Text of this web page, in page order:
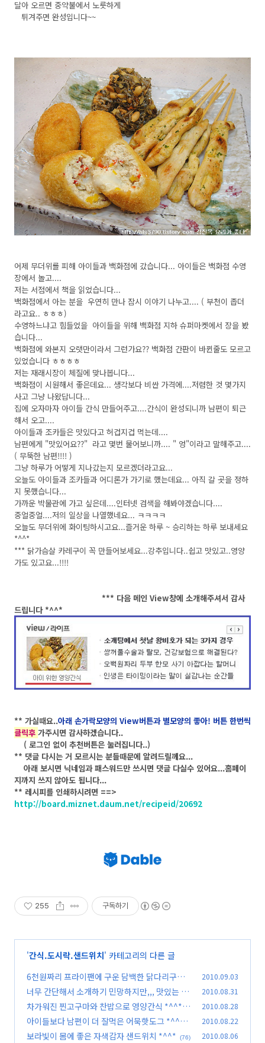
달아 오르면 중약불에서 노릇하게
튀겨주면 완성입니다~~
어제 무더위를 피해 아이들과 백화점에 갔습니다... 아이들은 백화점 수영
장에서 놀고....
저는 서점에서 책을 읽었습니다...
백화점에서 아는 분을 우연히 만나 잠시 이야기 나누고.... ( 부천이 좁더
라고요.. ㅎㅎㅎ)
수영하느냐고 힘들었을 아이들을 위해 백화점 지하 슈퍼마켓에서 장을 봤
습니다...
백화점에 와본지 오랫만이라서 그런가요?? 백화점 간판이 바뀐줄도 모르고
있었습니다 ㅎㅎㅎㅎ
저는 재래시장이 체질에 맞나봅니다...
백화점이 시원해서 좋은데요... 생각보다 비싼 가격에....저렴한 것 몇가지
사고 그냥 나왔답니다...
집에 오자마자 아이들 간식 만들어주고....간식이 완성되니까 남편이 퇴근
해서 오고....
아이들과 조카들은 맛있다고 허겁지겁 먹는데....
남편에게 "맛있어요??" 라고 몇번 물어보니까.... " 엉"이라고 말해주고....
( 무뚝한 남편!!!! )
그냥 하루가 어떻게 지나갔는지 모르겠더라고요...
오늘도 아이들과 조카들과 어디론가 가기로 했는데요... 아직 갈 곳을 정하
지 못했습니다...
가까운 박물관에 가고 싶은데....인터넷 검색을 해봐야겠습니다....
중얼중얼....저의 일상을 나열했네요... ㅋㅋㅋㅋ
오늘도 무더위에 화이팅하시고요...즐거운 하루 ~ 승리하는 하루 보내세요
*^^*
*** 닭가슴살 카레구이 꼭 만들어보세요...강추입니다..쉽고 맛있고..영양
가도 있고요...!!!!
*** 다음 메인 View창에 소개해주셔서 감사
드립니다 *^^*
** 가실때요..아래 손가락모양의 View버튼과 별모양의 좋아! 버튼 한번씩
클릭후 가주시면 감사하겠습니다..
( 로그인 없이 추천버튼은 눌러집니다..)
** 댓글 다시는 거 모르시는 분들때문에 알려드릴께요...
아래 보시면 닉네임과 패스워드만 쓰시면 댓글 다실수 있어요...홈페이
지까지 쓰지 않아도 됩니다...
** 레시피를 인쇄하시려면 ==>
http://board.miznet.daum.net/recipeid/20692
255 구독하기
'간식.도시락.샌드위치' 카테고리의 다른 글
6천원짜리 프라이팬에 구운 담백한 닭다리구이 *
^^*
(53)
2010.09.03
너무 간단해서 소개하기 민망하지만,,, 맛있는 참
치김치볶음김밥 (84)
2010.08.31
차가워진 찐고구마와 찬밥으로 영양간식 *^^*
(7
2)
2010.08.28
아이들보다 남편이 더 잘먹은 어묵핫도그 *^^*
(76)
2010.08.22
보라빛이 몸에 좋은 자색감자 샌드위치 *^^* (76) 2010.08.06